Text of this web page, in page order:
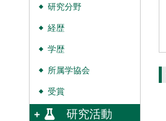
◆ 研究分野
◆ 経歴
◆ 学歴
◆ 所属学協会
◆ 受賞
研究活動